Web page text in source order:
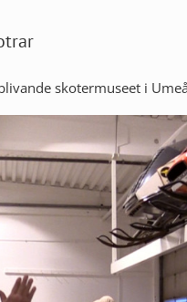
skotermuseet i